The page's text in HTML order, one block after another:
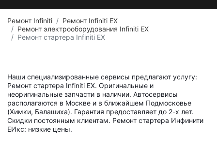
Ремонт Infiniti
Ремонт Infiniti EX
Ремонт электрооборудования Infiniti EX
Ремонт стартера Infiniti EX
Наши специализированные сервисы предлагают услугу:
Ремонт стартера Infiniti EX. Оригинальные и
неоригинальные запчасти в наличии. Автосервисы
располагаются в Москве и в ближайшем Подмосковье
(Химки, Балашиха). Гарантия предоставляет до 2-х лет.
Скидки постоянным клиентам. Ремонт стартера Инфинити
ЕИкс: низкие цены.